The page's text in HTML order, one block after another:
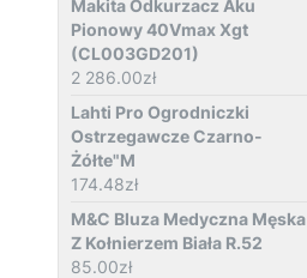
Makita Odkurzacz Aku
Pionowy 40Vmax Xgt
(CL003GD201)
2 286.00zł
Lahti Pro Ogrodniczki
Ostrzegawcze Czarno-
Żółte"M
174.48zł
M&C Bluza Medyczna Męska
Z Kołnierzem Biała R.52
85.00zł